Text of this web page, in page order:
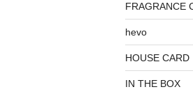
FRAGRANCE
hevo
HOUSE CARD
IN THE BOX